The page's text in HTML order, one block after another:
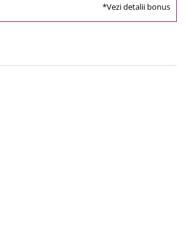
*Vezi detalii bonus